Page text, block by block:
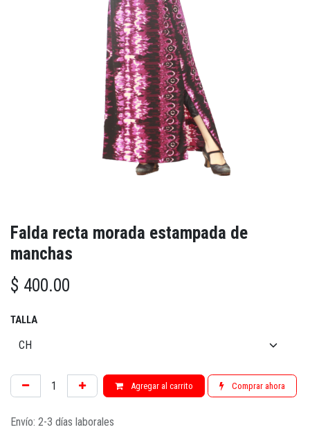
Falda recta morada estampada de
manchas
$ 400.00
TALLA
Agregar al carrito Comprar ahora
Envío: 2-3 días laborales